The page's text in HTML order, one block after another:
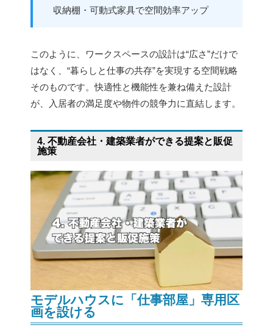
収納棚・可動式家具で空間効率アップ
このように、ワークスペースの設計は“広さ”だけで
はなく、“暮らしと仕事の共存”を実現する空間戦略
そのものです。快適性と機能性を兼ね備えた設計
が、入居者の満足度や物件の競争力に直結します。
4. 不動産会社・建築業者ができる提案と販促
施策
モデルハウスに「仕事部屋」専用区
画を設ける